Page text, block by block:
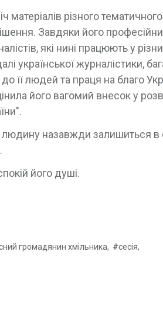
матеріалів різного
Завдяки його
які нині працюють у
української журналістики,
її людей та праця на благо
його вагомий внесок у
назавжди залишиться
його душі.
громадянин хмільника, #сесія,